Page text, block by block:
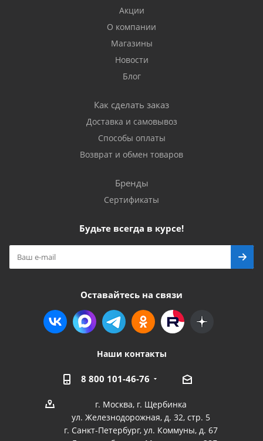
Акции
О компании
Магазины
Новости
Блог
Как сделать заказ
Доставка и самовывоз
Способы оплаты
Возврат и обмен товаров
Бренды
Сертификаты
Будьте всегда в курсе!
Оставайтесь на связи
Наши контакты
8 800 101-46-76
г. Москва, г. Щербинка
ул. Железнодорожная, д. 32, стр. 5
г. Санкт-Петербург, ул. Коммуны, д. 67